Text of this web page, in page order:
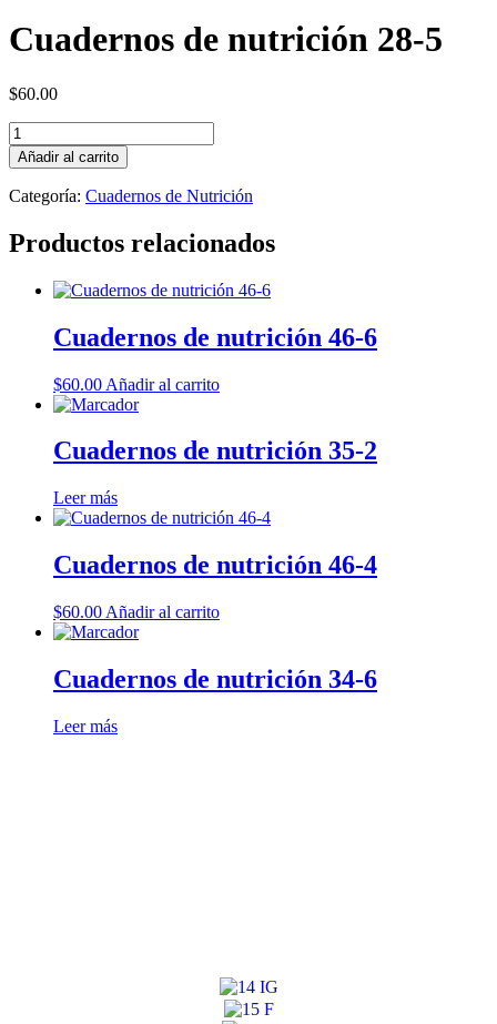
Cuadernos de nutrición 28-5
$60.00
Cuadernos
de
nutrición
28-
cantidad
Añadir al carrito
Categoría: Cuadernos de Nutrición
Productos relacionados
Cuadernos de nutrición 46-6
$60.00 Añadir al carrito
Cuadernos de nutrición 35-2
Leer más
Cuadernos de nutrición 46-4
$60.00 Añadir al carrito
Cuadernos de nutrición 34-6
Leer más